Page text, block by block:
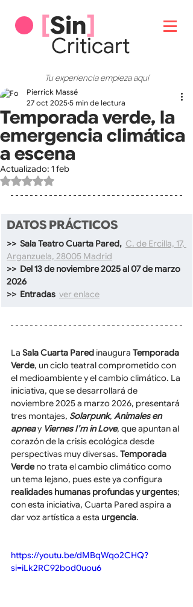
[Sin]
Criticart
Tu experiencia empieza aquí
Temporada verde, la
emergencia climática
a escena
Pierrick Massé
27 oct 2025 5 min de lectura
Actualizado: 1 feb
Obtuvo NaN de 5 estrellas.
DATOS PRÁCTICOS
>>  Sala Teatro Cuarta Pared, C. de Ercilla, 17,
Arganzuela, 28005 Madrid
>>  Del 13 de noviembre 2025 al 07 de marzo
2026
>>  Entradas ver enlace
La Sala Cuarta Pared inaugura Temporada
Verde, un ciclo teatral comprometido con
el medioambiente y el cambio climático. La
iniciativa, que se desarrollará de
noviembre 2025 a marzo 2026, presentará
tres montajes, Solarpunk, Animales en
apnea y Viernes I’m in Love, que apuntan al
corazón de la crisis ecológica desde
perspectivas muy diversas. Temporada
Verde no trata el cambio climático como
un tema lejano, pues este ya configura
realidades humanas profundas y urgentes;
con esta iniciativa, Cuarta Pared aspira a
dar voz artística a esta urgencia.
https://youtu.be/dMBqWqo2CHQ?
si=iLk2RC92bod0uou6